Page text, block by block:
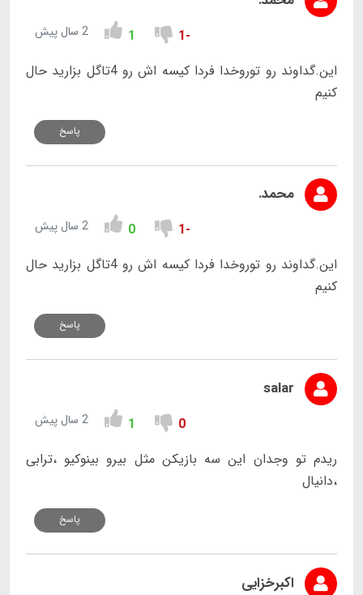
-1
1 2 سال پیش
این.گداوند رو توروخدا فردا کیسه اش رو 4تاگل بزارید حال
کنیم
پاسخ
محمد.
-1
0 2 سال پیش
این.گداوند رو توروخدا فردا کیسه اش رو 4تاگل بزارید حال
کنیم
پاسخ
salar
0
1 2 سال پیش
ریدم تو وجدان این سه بازیکن مثل بیرو بینوکیو ،ترابی
،دانیال
پاسخ
اکبرخزایی